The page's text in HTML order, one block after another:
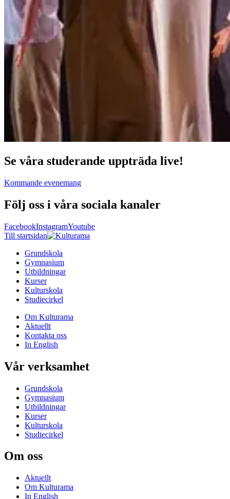
Se våra studerande uppträda live!
Kommande evenemang
Följ oss i våra sociala kanaler
FacebookInstagramYoutube
Till startsidan
Grundskola
Gymnasium
Utbildningar
Kurser
Kulturskola
Studiecirkel
Om Kulturama
Aktuellt
Kontakta oss
In English
Vår verksamhet
Grundskola
Gymnasium
Utbildningar
Kurser
Kulturskola
Studiecirkel
Om oss
Aktuellt
Om Kulturama
In English